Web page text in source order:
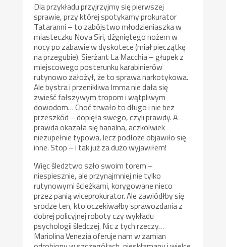
Dla przykładu przyjrzyjmy się pierwszej
sprawie, przy której spotykamy prokurator
Tataranni – to zabójstwo młodzieniaszka w
miasteczku Nova Siri, dźgniętego nożem w
nocy po zabawie w dyskotece (miał pieczątkę
na przegubie). Sierżant La Macchia – głupek z
miejscowego posterunku karabinierów
rutynowo założył, że to sprawa narkotykowa.
Ale bystra i przenikliwa Imma nie dała się
zwieść fałszywym tropom i wątpliwym
dowodom… Choć trwało to długo i nie bez
przeszkód – dopięła swego, czyli prawdy. A
prawda okazała się banalna, aczkolwiek
niezupełnie typowa, lecz podłoże objawiło się
inne. Stop – i tak już za dużo wyjawiłem!
Więc śledztwo szło swoim torem –
niespiesznie, ale przynajmniej nie tylko
rutynowymi ścieżkami, korygowane nieco
przez panią wiceprokurator. Ale zawiódłby się
srodze ten, kto oczekiwałby sprawozdania z
dobrej policyjnej roboty czy wykładu
psychologii śledczej. Nic z tych rzeczy…
Mariolina Venezia oferuje nam w zamian